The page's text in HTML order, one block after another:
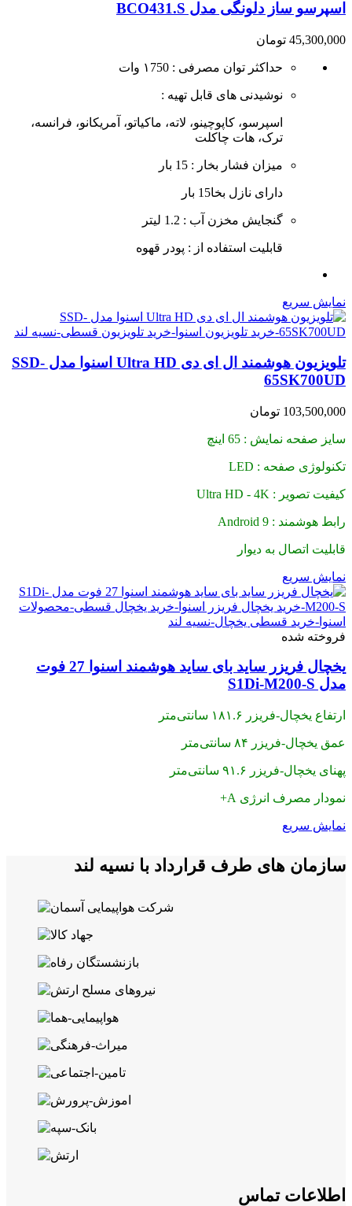
اسپرسو ساز دلونگی مدل BCO431.S
45,300,000 تومان
حداکثر توان مصرفی : ۱750 وات
نوشیدنی های قابل تهیه :
اسپرسو، کاپوچینو، لاته، ماکیاتو، آمریکانو، فرانسه،
ترک، هات چاکلت
میزان فشار بخار : 15 بار
دارای نازل بخا15 بار
گنجایش مخزن آب : 1.2 لیتر
قابلیت استفاده از : پودر قهوه
نمایش سریع
تلویزیون هوشمند ال ای دی Ultra HD اسنوا مدل SSD-
65SK700UD
103,500,000 تومان
سایز صفحه نمایش : 65 اینچ
تکنولوژی صفحه : LED
کیفیت تصویر : Ultra HD - 4K
رابط هوشمند : Android 9
قابلیت اتصال به دیوار
نمایش سریع
فروخته شده
یخچال فریزر ساید بای ساید هوشمند اسنوا 27 فوت
مدل S1Di-M200-S
ارتفاع یخچال-فریزر ۱۸۱.۶ سانتی‌متر
عمق یخچال-فریزر ۸۴ سانتی‌متر
پهنای یخچال-فریزر ۹۱.۶ سانتی‌متر
نمودار مصرف انرژی A+
نمایش سریع
سازمان های طرف قرارداد با نسیه لند
اطلاعات تماس